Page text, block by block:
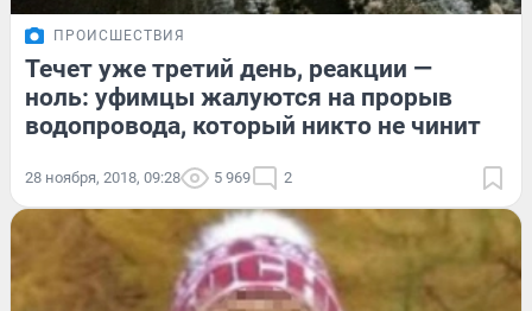
ПРОИСШЕСТВИЯ
Течет уже третий день, реакции —
ноль: уфимцы жалуются на прорыв
водопровода, который никто не чинит
28 ноября, 2018, 09:28 5 969 2